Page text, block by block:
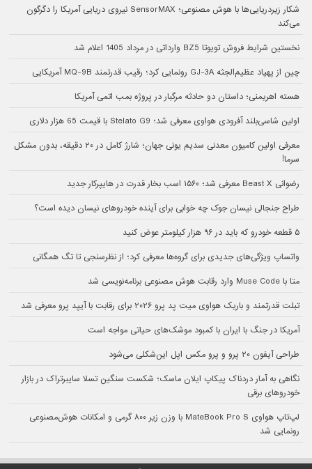
شکار زیردریایی‌ها با هوش مصنوعی؛ SensorMAX نیروی دریایی آمریکا را دگرگون
می‌کند
نخستین شرایط فروش تویوتا BZ5 وارداتی در مرداد 1405 اعلام شد
چین از پهپاد عظیم‌الجثه GJ-3A رونمایی کرد؛ رقیب قدرتمند MQ-9B آمریکایی
هسته اهریمنی؛ داستان دو حادثه مرگبار در پروژه بمب اتمی آمریکا
اولین شاسی‌بلند آفرودی هواوی معرفی شد؛ Stelato G9 با قیمت 65 هزار دلاری
معرفی اولین کامیون معدنی سدیم یونی جهان؛ شارژ کامل در ۲۰ دقیقه، بدون مشکل
سرما!
رضوانی Beast X معرفی شد؛ ۱۵۶۰ اسب بخار قدرت در هایپرکار جدید
طراح جنجالی نیسان جوک چه خوابی برای آینده خودروهای نیسان دیده است؟
۵ قطعه خودرو که باید در ۹۶ هزار کیلومتر عوض کنید
واتساپ ویژگی‌های جدیدی برای گروه‌ها معرفی کرد؛ از نظرسنجی تا تگ همگانی
متا با Muse Code وارد رقابت هوش مصنوعی برنامه‌نویسی شد
تبلت قدرتمند و باریک هواوی میت پد پرو ۲۰۲۶ برای رقابت با آیپد پرو معرفی شد
آمریکا در جنگ با ایران با کمبود موشک‌های حیاتی مواجه است
طراحی آیفون ۲۰ پرو و پرو مکس اپل این‌شکلی می‌شود
نگاهی به آمار دردناک پیکاپ ایلان ماسک؛ شکست سنگین تسلا سایبرتراک در بازار
خودروهای برقی
لپ‌تاپ هواوی MateBook Pro S با وزن زیر ۸۰۰ گرمی و امکانات هوش‌مصنوعی
رونمایی شد